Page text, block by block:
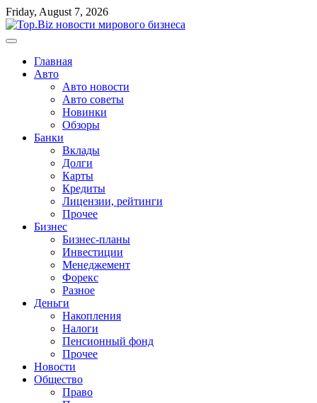
Перейти
к
содержимому
Friday, August 7, 2026
Главная
Авто
Авто новости
Авто советы
Новинки
Обзоры
Банки
Вклады
Долги
Карты
Кредиты
Лицензии, рейтинги
Прочее
Бизнес
Бизнес-планы
Инвестиции
Менеджемент
Форекс
Разное
Деньги
Накопления
Налоги
Пенсионный фонд
Прочее
Новости
Общество
Право